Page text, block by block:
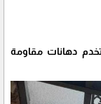
دهانات مقاومة